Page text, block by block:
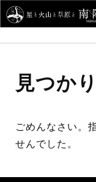
見つか
ごめんなさい。
せんでした。